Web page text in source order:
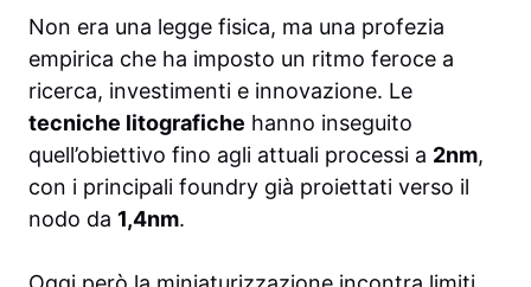
Non era una legge fisica, ma una profezia
empirica che ha imposto un ritmo feroce a
ricerca, investimenti e innovazione. Le
tecniche litografiche hanno inseguito
quell’obiettivo fino agli attuali processi a 2nm,
con i principali foundry già proiettati verso il
nodo da 1,4nm.